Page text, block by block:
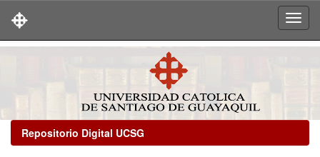
Repositorio Digital UCSG